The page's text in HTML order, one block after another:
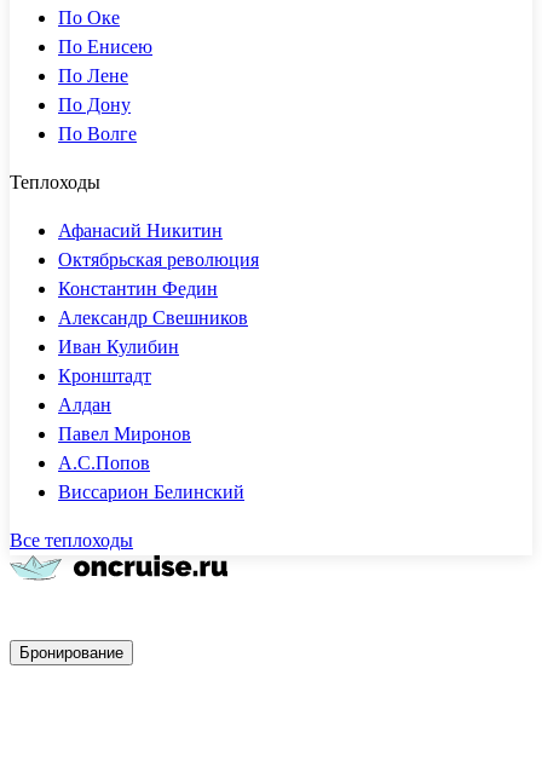
По Оке
По Енисею
По Лене
По Дону
По Волге
Теплоходы
Афанасий Никитин
Октябрьская революция
Константин Федин
Александр Свешников
Иван Кулибин
Кронштадт
Алдан
Павел Миронов
А.С.Попов
Виссарион Белинский
Все теплоходы
Бронирование